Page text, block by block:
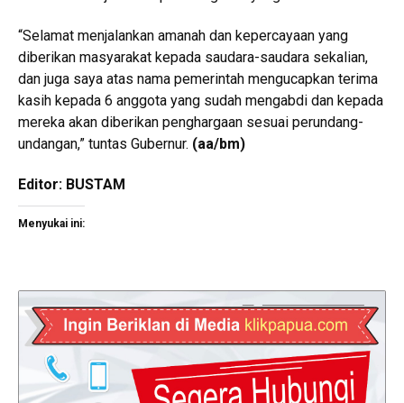
“Selamat menjalankan amanah dan kepercayaan yang
diberikan masyarakat kepada saudara-saudara sekalian,
dan juga saya atas nama pemerintah mengucapkan terima
kasih kepada 6 anggota yang sudah mengabdi dan kepada
mereka akan diberikan penghargaan sesuai perundang-
undangan,” tuntas Gubernur. (aa/bm)
Editor: BUSTAM
Menyukai ini: